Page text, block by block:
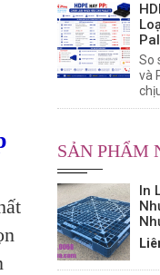
So
và
SẢN PHẨM
In